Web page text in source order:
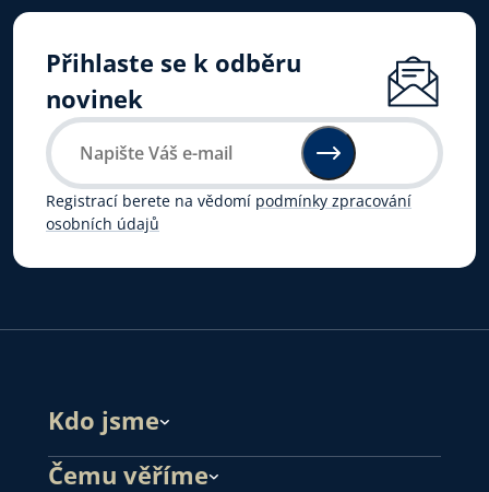
Přihlaste se k odběru
novinek
Registrací berete na vědomí podmínky zpracování
osobních údajů
Kdo jsme
Čemu věříme